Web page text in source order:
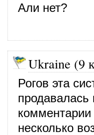
Али нет?
Ukraine (9
Рогов эта
продавалась
несколько